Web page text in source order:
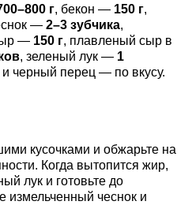
г, бекон — 150 г,
— 2–3 зубчика,
— 150 г, плавленый сыр в
, зеленый лук — 1
и черный перец — по вкусу.
кусочками и обжарьте на
Когда вытопится жир,
лук и готовьте до
измельченный чеснок и